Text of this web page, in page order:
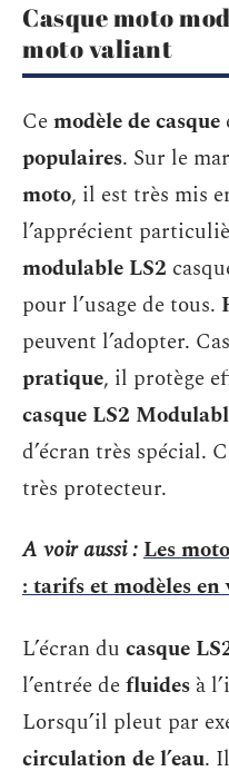
Casque moto
moto valiant
Cemodèle de casque
populaires. Sur le
moto, il est très mis
l’apprécient
modulable LS2
pour l’usage de tous.
peuvent l’adopter.
pratique, il protège
casque LS2
d’écran très spécial.
très protecteur.
A voir aussi :Les
: tarifs et modèles en
L’écran du casque
l’entrée defluides à
Lorsqu’il pleut par
circulation de l’eau.